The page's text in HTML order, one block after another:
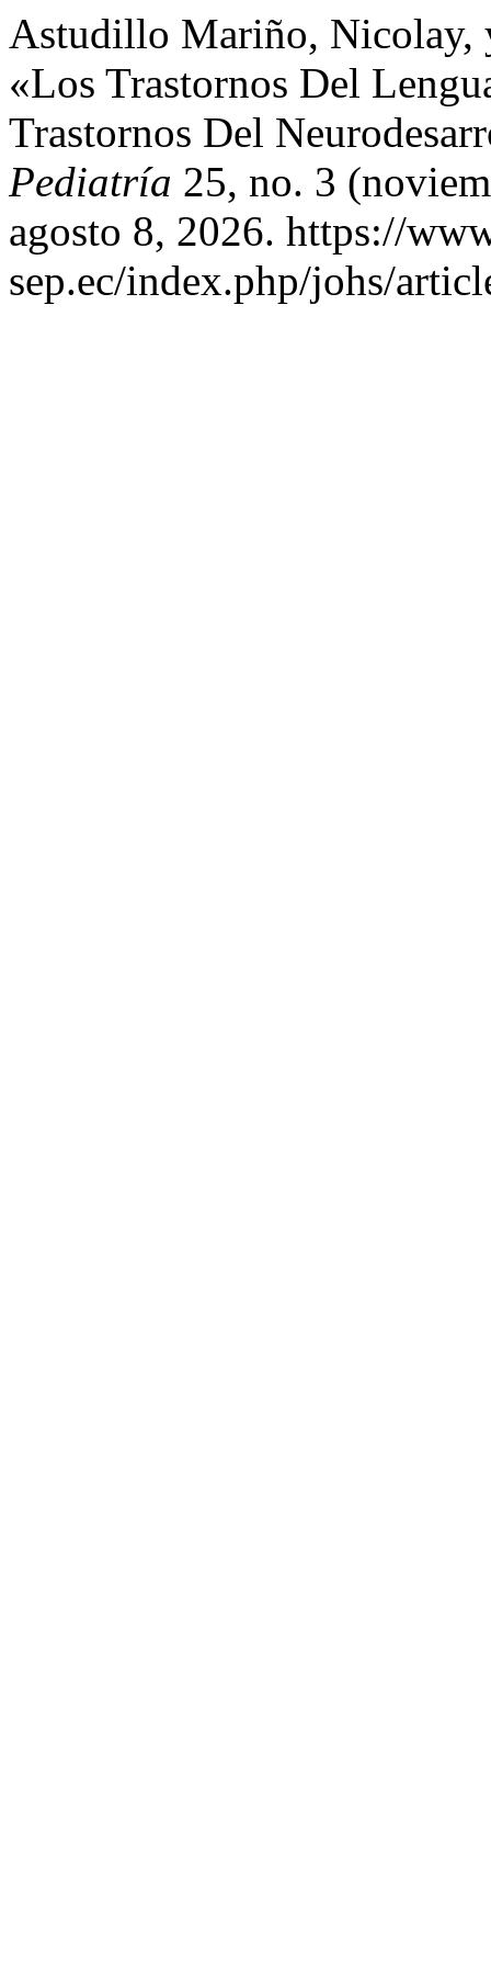
Astudillo Mariño, Nicolay,
«Los Trastornos Del
Trastornos Del
Pediatría 25, no. 3
agosto 8, 2026. https://
sep.ec/index.php/johs/